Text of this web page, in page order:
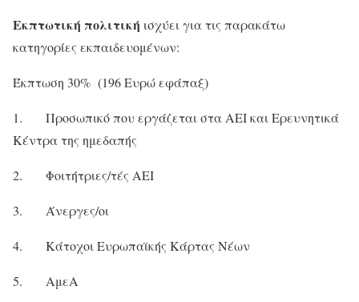
Εκπτωτική πολιτική ισχύει για τις παρακάτω
κατηγορίες εκπαιδευομένων:
Έκπτωση 30% (196 Ευρώ εφάπαξ)
1. Προσωπικό που εργάζεται στα ΑΕΙ και Ερευνητικά
Κέντρα της ημεδαπής
2. Φοιτήτριες/τές ΑΕΙ
3. Άνεργες/οι
4. Κάτοχοι Ευρωπαϊκής Κάρτας Νέων
5. ΑμεΑ